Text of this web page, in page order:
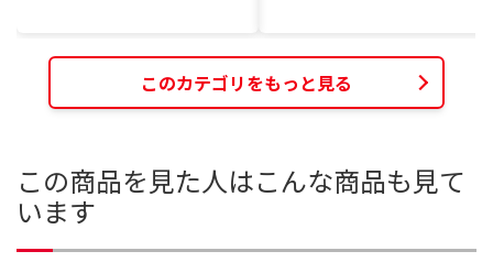
このカテゴリをもっと見る
この商品を見た人はこんな商品も見て
います